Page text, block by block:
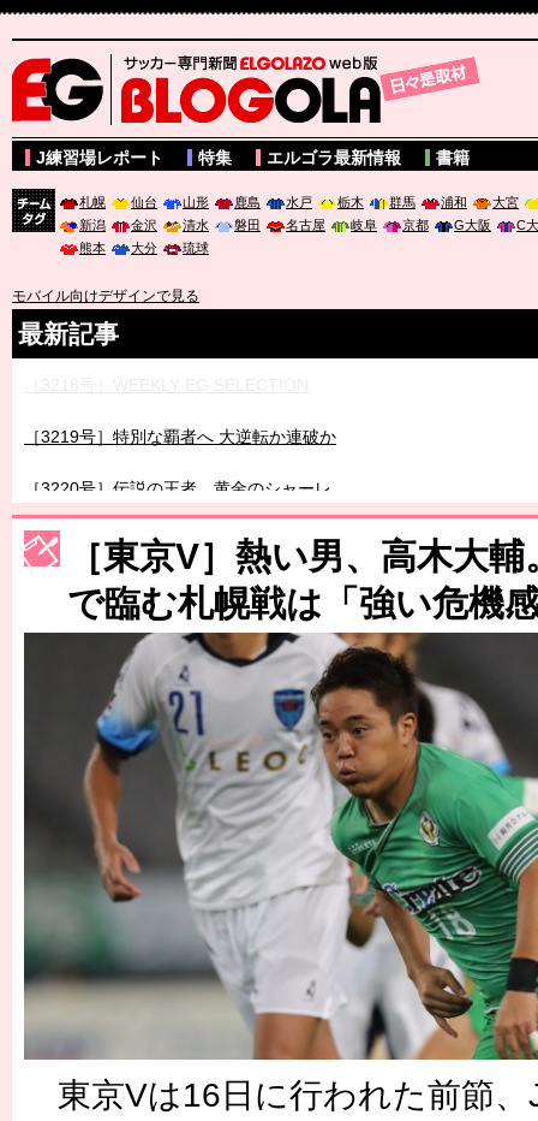
サッカー専門新聞ELGOLAZO web版 BLOGOLA
J練習場レポート 特集 エルゴラ最新情報 書籍
札幌 仙台 山形 鹿島 水戸 栃木 群馬 浦和
大宮
新潟
金沢 清水 磐田 名古屋 岐阜 京都 G大阪
C
熊本
大分 琉球
モバイル向けデザインで見る
最新記事
［3219号］特別な覇者へ 大逆転か連破か
［3220号］伝説の王者、黄金のシャーレ
［3230号］世界一への夢は終わらない
［3223号］一丸。日本出陣
［3222号］史上最大のW杯開幕 注目は「個」
［東京V］熱い男、高木大
で臨む札幌戦は「強い危機
東京Vは16日に行われた前節、